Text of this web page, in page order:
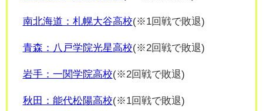
南北海道：札幌大谷高校(※1回戦で敗退)
青森：八戸学院光星高校(※2回戦で敗退)
岩手：一関学院高校(※2回戦で敗退)
秋田：能代松陽高校(※1回戦で敗退)